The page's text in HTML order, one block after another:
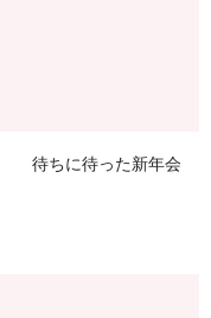
待ちに待った新年会